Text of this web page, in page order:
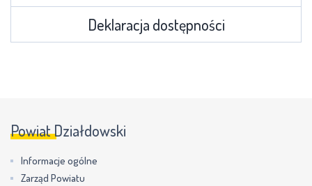
Deklaracja dostępności
Powiat Działdowski
Informacje ogólne
Zarząd Powiatu